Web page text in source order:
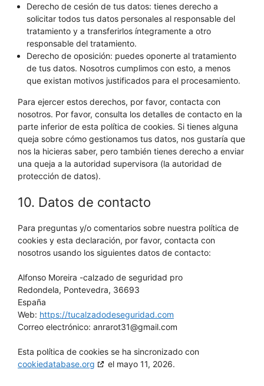
Derecho de cesión de tus datos: tienes derecho a
solicitar todos tus datos personales al responsable del
tratamiento y a transferirlos íntegramente a otro
responsable del tratamiento.
Derecho de oposición: puedes oponerte al tratamiento
de tus datos. Nosotros cumplimos con esto, a menos
que existan motivos justificados para el procesamiento.
Para ejercer estos derechos, por favor, contacta con
nosotros. Por favor, consulta los detalles de contacto en la
parte inferior de esta política de cookies. Si tienes alguna
queja sobre cómo gestionamos tus datos, nos gustaría que
nos la hicieras saber, pero también tienes derecho a enviar
una queja a la autoridad supervisora (la autoridad de
protección de datos).
10. Datos de contacto
Para preguntas y/o comentarios sobre nuestra política de
cookies y esta declaración, por favor, contacta con
nosotros usando los siguientes datos de contacto:
Alfonso Moreira -calzado de seguridad pro
Redondela, Pontevedra, 36693
España
Web: https://tucalzadodeseguridad.com
Correo electrónico: anrarot31@gmail.com
Esta política de cookies se ha sincronizado con
cookiedatabase.org
el mayo 11, 2026.